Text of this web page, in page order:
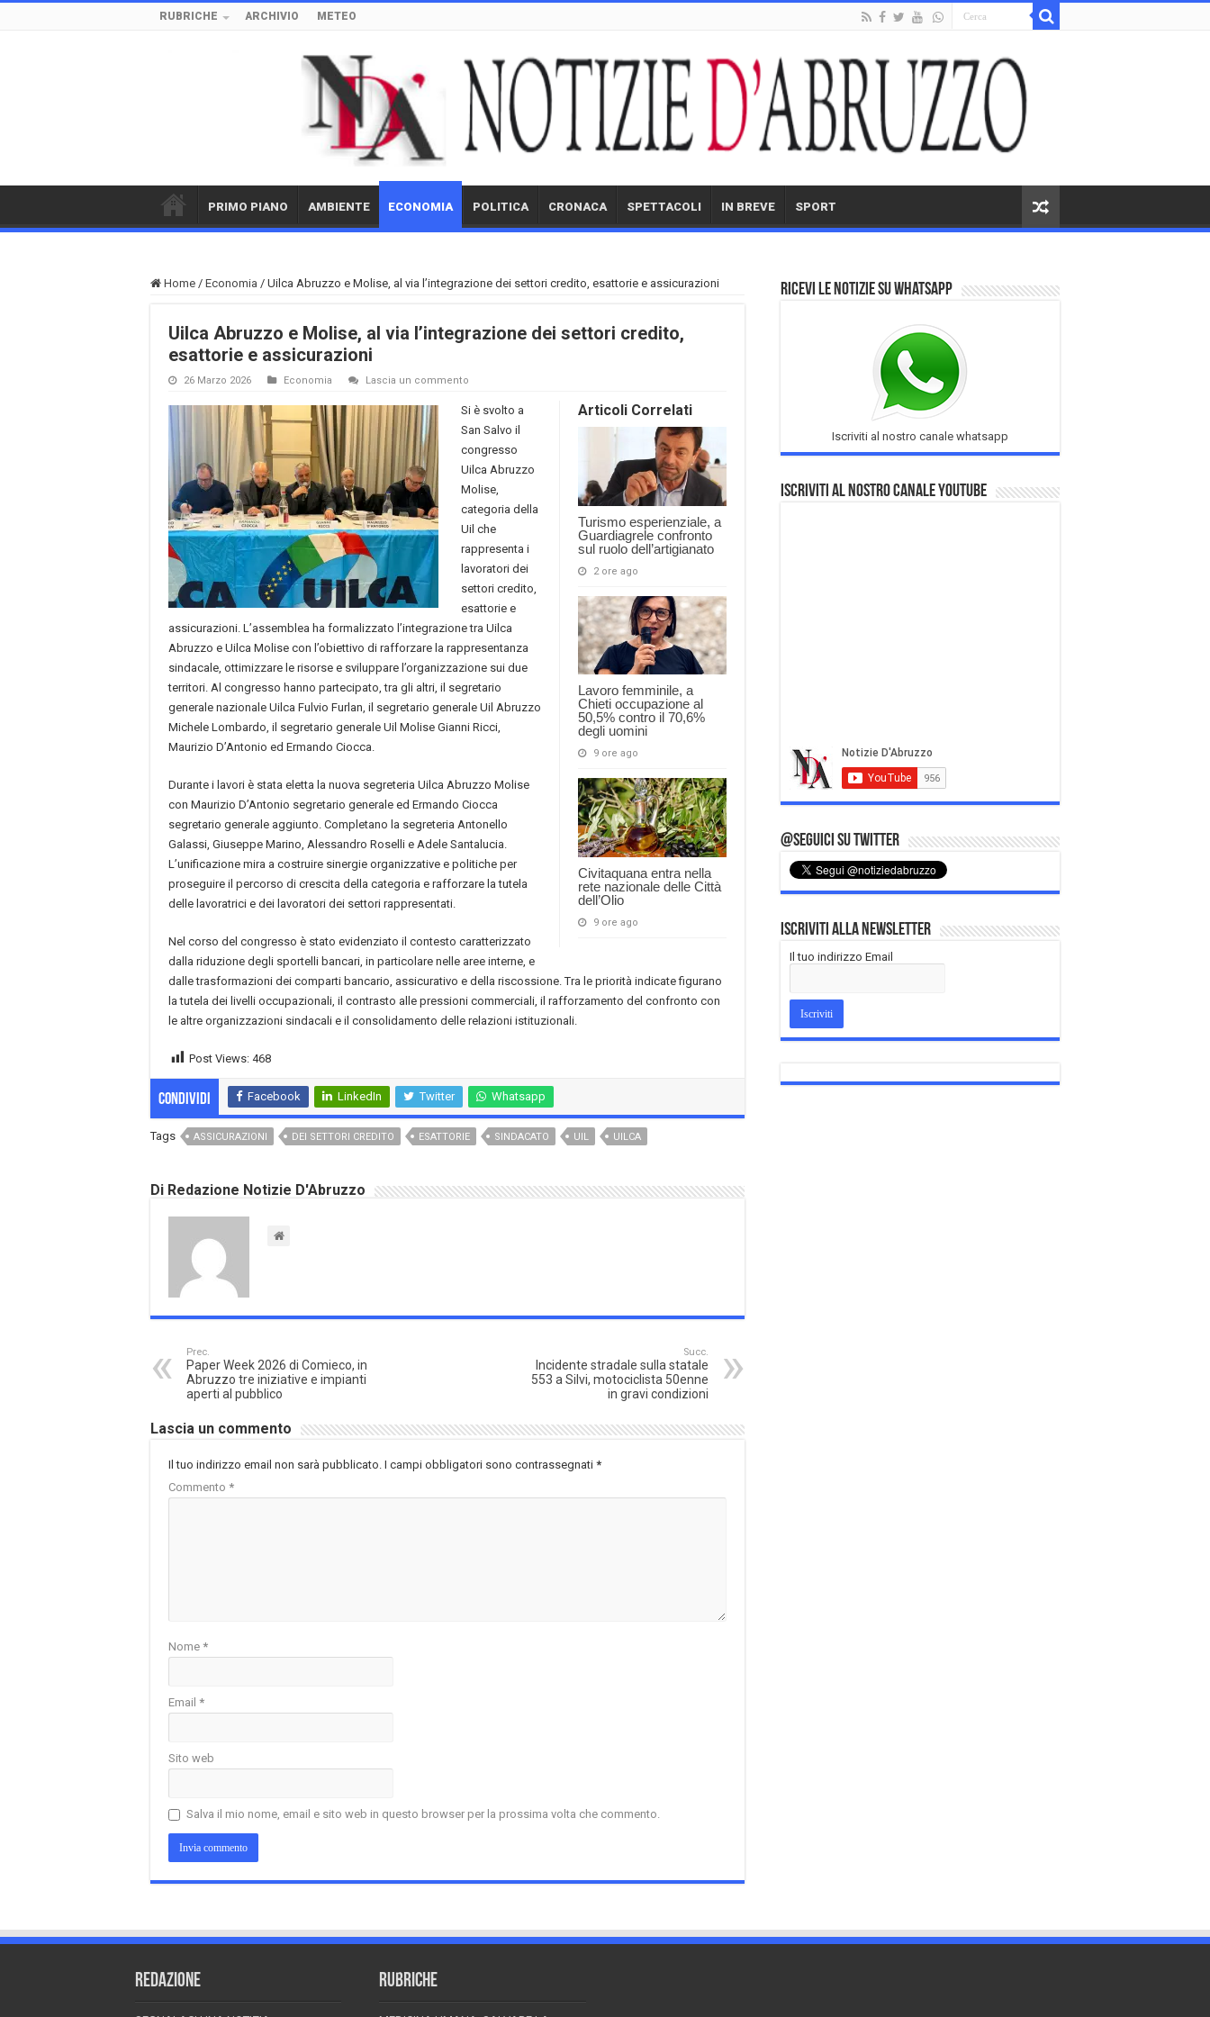
RUBRICHE ARCHIVIO METEO
PRIMO PIANO AMBIENTE ECONOMIA POLITICA CRONACA SPETTACOLI IN BREVE SPORT
Home / Economia / Uilca Abruzzo e Molise, al via l’integrazione dei settori credito, esattorie e assicurazioni
Uilca Abruzzo e Molise, al via l’integrazione dei settori credito,
esattorie e assicurazioni
26 Marzo 2026 Economia Lascia un commento
Articoli Correlati
Turismo esperienziale, a
Guardiagrele confronto
sul ruolo dell’artigianato
2 ore ago
Lavoro femminile, a
Chieti occupazione al
50,5% contro il 70,6%
degli uomini
9 ore ago
Civitaquana entra nella
rete nazionale delle Città
dell’Olio
9 ore ago
Si è svolto a
San Salvo il
congresso
Uilca Abruzzo
Molise,
categoria della
Uil che
rappresenta i
lavoratori dei
settori credito,
esattorie e
assicurazioni. L’assemblea ha formalizzato l’integrazione tra Uilca
Abruzzo e Uilca Molise con l’obiettivo di rafforzare la rappresentanza
sindacale, ottimizzare le risorse e sviluppare l’organizzazione sui due
territori. Al congresso hanno partecipato, tra gli altri, il segretario
generale nazionale Uilca Fulvio Furlan, il segretario generale Uil Abruzzo
Michele Lombardo, il segretario generale Uil Molise Gianni Ricci,
Maurizio D’Antonio ed Ermando Ciocca.
Durante i lavori è stata eletta la nuova segreteria Uilca Abruzzo Molise
con Maurizio D’Antonio segretario generale ed Ermando Ciocca
segretario generale aggiunto. Completano la segreteria Antonello
Galassi, Giuseppe Marino, Alessandro Roselli e Adele Santalucia.
L’unificazione mira a costruire sinergie organizzative e politiche per
proseguire il percorso di crescita della categoria e rafforzare la tutela
delle lavoratrici e dei lavoratori dei settori rappresentati.
Nel corso del congresso è stato evidenziato il contesto caratterizzato
dalla riduzione degli sportelli bancari, in particolare nelle aree interne, e
dalle trasformazioni dei comparti bancario, assicurativo e della riscossione. Tra le priorità indicate figurano
la tutela dei livelli occupazionali, il contrasto alle pressioni commerciali, il rafforzamento del confronto con
le altre organizzazioni sindacali e il consolidamento delle relazioni istituzionali.
Post Views: 468
Condividi Facebook LinkedIn Twitter Whatsapp
Tags ASSICURAZIONI DEI SETTORI CREDITO ESATTORIE SINDACATO UIL UILCA
Di Redazione Notizie D'Abruzzo
Prec.
Paper Week 2026 di Comieco, in
Abruzzo tre iniziative e impianti
aperti al pubblico
Succ.
Incidente stradale sulla statale
553 a Silvi, motociclista 50enne
in gravi condizioni
Lascia un commento
Il tuo indirizzo email non sarà pubblicato. I campi obbligatori sono contrassegnati *
Commento *
Nome *
Email *
Sito web
Salva il mio nome, email e sito web in questo browser per la prossima volta che commento.
Ricevi le notizie su Whatsapp
Iscriviti al nostro canale whatsapp
Iscriviti al nostro Canale Youtube
@Seguici su Twitter
Iscriviti alla Newsletter
Il tuo indirizzo Email
REDAZIONE RUBRICHE